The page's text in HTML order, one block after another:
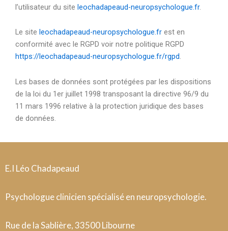
l’utilisateur du site leochadapeaud-neuropsychologue.fr.
Le site leochadapeaud-neuropsychologue.fr est en
conformité avec le RGPD voir notre politique RGPD
https://leochadapeaud-neuropsychologue.fr/rgpd.
Les bases de données sont protégées par les dispositions
de la loi du 1er juillet 1998 transposant la directive 96/9 du
11 mars 1996 relative à la protection juridique des bases
de données.
E.I Léo Chadapeaud
Psychologue clinicien spécialisé en neuropsychologie.
Rue de la Sablière, 33500 Libourne